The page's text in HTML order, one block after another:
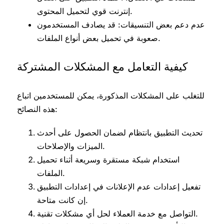
إنترنت قوي لتحميل المحتوى.
عدم دعم بعض التنسيقات: قد يصادف المستخدمون
صعوبة في تحميل بعض أنواع الملفات.
كيفية التعامل مع المشكلات المشتركة
للتغلب على المشكلات المذكورة، يمكن للمستخدمين اتباع
هذه النصائح:
تحديث التطبيق بانتظام لضمان الحصول على أحدث
الميزات والإصلاحات.
استخدام شبكة مستقرة وسريعة أثناء تحميل
الملفات.
تفعيل إعدادات عدم الإعلانات في إعدادات التطبيق
إن كانت متاحة.
التواصل مع خدمة العملاء لحل أي مشكلات تقنية.